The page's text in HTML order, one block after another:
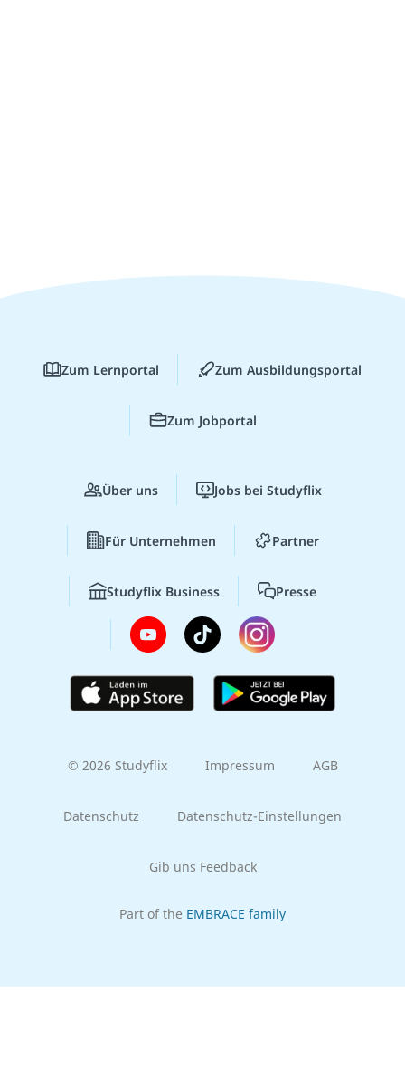
Zum Lernportal Zum Ausbildungsportal
Zum Jobportal
Über uns Jobs bei Studyflix
Für Unternehmen Partner
Studyflix Business Presse
© 2026 Studyflix Impressum AGB
Datenschutz Datenschutz-Einstellungen
Gib uns Feedback
Part of the EMBRACE family